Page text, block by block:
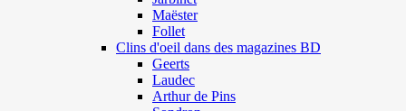
Maëster
Follet
Clins d'oeil dans des magazines BD
Geerts
Laudec
Arthur de Pins